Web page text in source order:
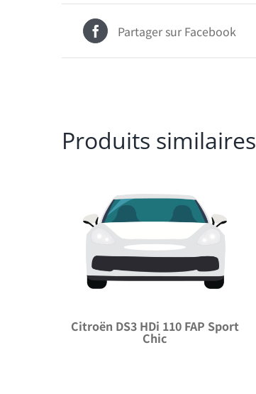
Partager sur Facebook
Produits similaires
Citroën DS3 HDi 110 FAP Sport
Chic